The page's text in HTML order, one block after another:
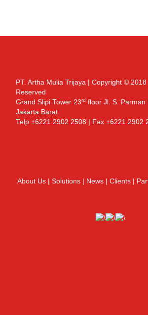
PT. Artha Mulia Trijaya | Copyright © 2018
Reserved
Grand Slipi Tower 23rd floor Jl. S. Parman
Jakarta Barat
Telp +6221 2902 2508 | Fax +6221 2902
About Us Solutions News Clients